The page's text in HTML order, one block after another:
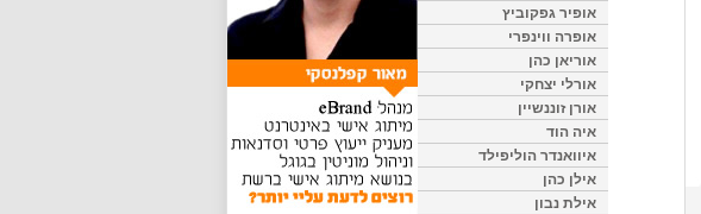
אופיר גפקוביץ
אופרה ווינפרי
אוריאן כהן
אורלי יצחקי
אורן זוננשיין
איה הוד
איוואנדר הוליפילד
אילן כהן
אילת נבון